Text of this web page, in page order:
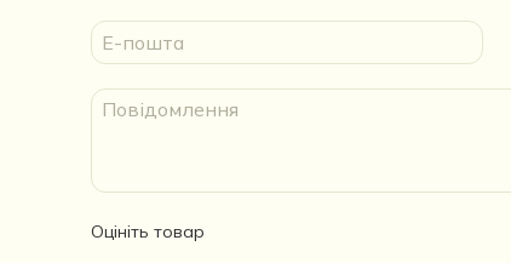
Оцініть товар